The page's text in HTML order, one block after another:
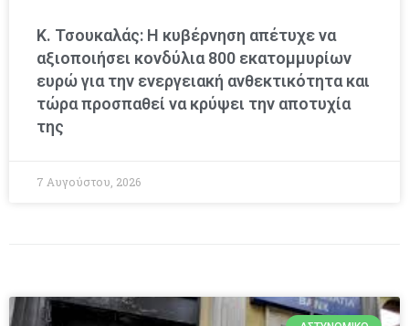
Κ. Τσουκαλάς: Η κυβέρνηση απέτυχε να
αξιοποιήσει κονδύλια 800 εκατομμυρίων
ευρώ για την ενεργειακή ανθεκτικότητα και
τώρα προσπαθεί να κρύψει την αποτυχία
της
7 Αυγούστου, 2026